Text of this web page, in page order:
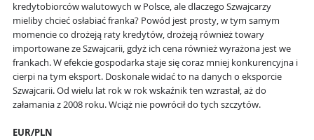
kredytobiorców walutowych w Polsce, ale dlaczego Szwajcarzy
mieliby chcieć osłabiać franka? Powód jest prosty, w tym samym
momencie co drożeją raty kredytów, drożeją również towary
importowane ze Szwajcarii, gdyż ich cena również wyrażona jest we
frankach. W efekcie gospodarka staje się coraz mniej konkurencyjna i
cierpi na tym eksport. Doskonale widać to na danych o eksporcie
Szwajcarii. Od wielu lat rok w rok wskaźnik ten wzrastał, aż do
załamania z 2008 roku. Wciąż nie powrócił do tych szczytów.
EUR/PLN